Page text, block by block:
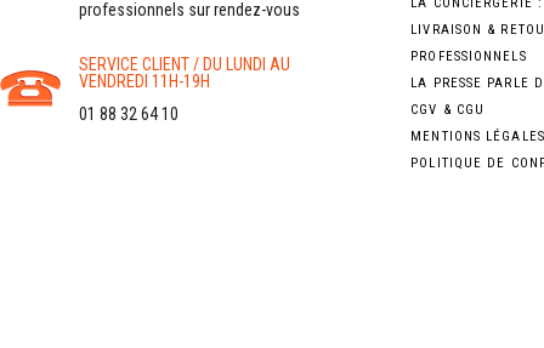
professionnels sur rendez-vous
SERVICE CLIENT / DU LUNDI AU
VENDREDI 11H-19H
01 88 32 64 10
LIVRAISON &
PROFESSIONNELS
LA PRESSE PARLE
CGV & CGU
MENTIONS LÉGALES
POLITIQUE DE